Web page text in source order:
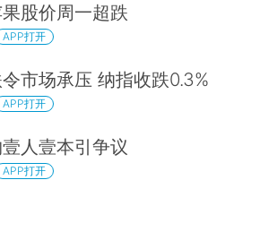
股价周一超跌
APP打开
市场承压 纳指收跌0.3%
APP打开
人壹本引争议
APP打开